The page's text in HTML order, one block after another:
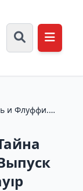
и Флуффи.
Ka...